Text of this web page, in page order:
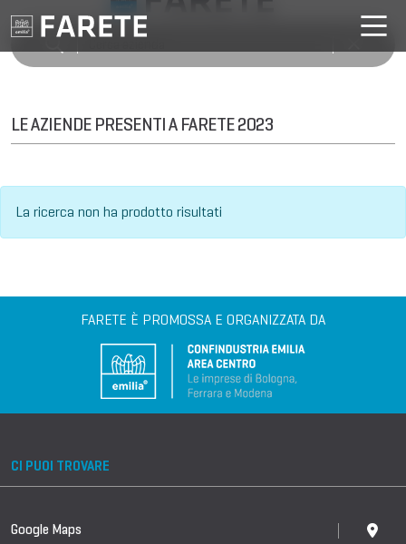
LE AZIENDE PRESENTI A FARETE 2023
La ricerca non ha prodotto risultati
FARETE È PROMOSSA E ORGANIZZATA DA
CI PUOI TROVARE
Google Maps